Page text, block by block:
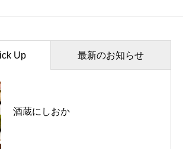
Up 最新のお知らせ
酒蔵にしおか
富田林市｜とんかつの山田屋 富田